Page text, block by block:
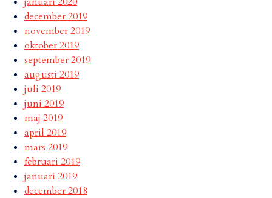
december 2019
november 2019
oktober 2019
september 2019
augusti 2019
juli 2019
juni 2019
maj 2019
april 2019
mars 2019
februari 2019
januari 2019
december 2018